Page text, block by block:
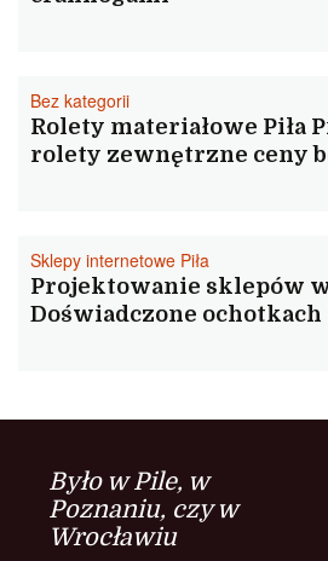
Bez kategorii
Rolety materiałowe Piła
rolety zewnętrzne ceny
Sklepy internetowe Piła
Projektowanie sklepów
Doświadczone ochotkach
Było w Pile, w
Poznaniu, czy w
Wrocławiu